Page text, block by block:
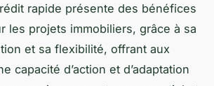
rapide présente des bénéfices
les projets immobiliers, grâce à sa
et sa flexibilité, offrant aux
capacité d’action et d’adaptation